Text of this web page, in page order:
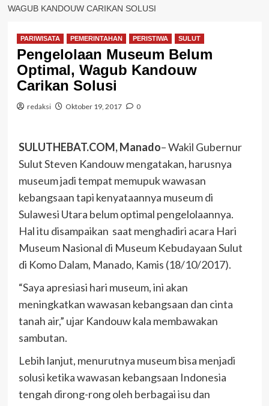
WAGUB KANDOUW CARIKAN SOLUSI
PARIWISATA PEMERINTAHAN PERISTIWA SULUT
Pengelolaan Museum Belum
Optimal, Wagub Kandouw
Carikan Solusi
redaksi Oktober 19, 2017 0
SULUTHEBAT.COM, Manado– Wakil Gubernur
Sulut Steven Kandouw mengatakan, harusnya
museum jadi tempat memupuk wawasan
kebangsaan tapi kenyataannya museum di
Sulawesi Utara belum optimal pengelolaannya.
Hal itu disampaikan saat menghadiri acara Hari
Museum Nasional di Museum Kebudayaan Sulut
di Komo Dalam, Manado, Kamis (18/10/2017).
“Saya apresiasi hari museum, ini akan
meningkatkan wawasan kebangsaan dan cinta
tanah air,” ujar Kandouw kala membawakan
sambutan.
Lebih lanjut, menurutnya museum bisa menjadi
solusi ketika wawasan kebangsaan Indonesia
tengah dirong-rong oleh berbagai isu dan